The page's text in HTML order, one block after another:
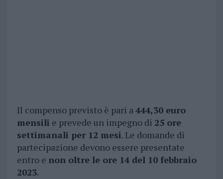
Il compenso previsto è pari a444,30 euro
mensili e prevede un impegno di 25 ore
settimanali per 12 mesi. Le domande di
partecipazione devono essere presentate
entro e non oltre le ore 14 del 10 febbraio
2023.